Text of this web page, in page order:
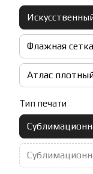
Флажная
Атлас
Тип печати